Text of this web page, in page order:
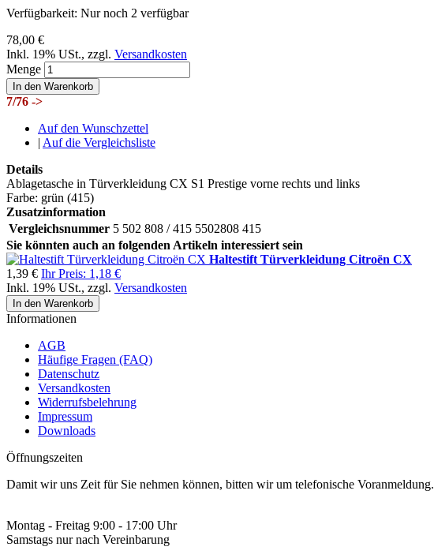
Verfügbarkeit: Nur noch 2 verfügbar
78,00 €
Inkl. 19% USt., zzgl. Versandkosten
Menge
In den Warenkorb
7/76 ->
Auf den Wunschzettel
| Auf die Vergleichsliste
Details
Ablagetasche in Türverkleidung CX S1 Prestige vorne rechts und links
Farbe: grün (415)
Zusatzinformation
Vergleichsnummer 5 502 808 / 415 5502808 415
Sie könnten auch an folgenden Artikeln interessiert sein
Haltestift Türverkleidung Citroën CX
1,39 € Ihr Preis: 1,18 €
Inkl. 19% USt., zzgl. Versandkosten
In den Warenkorb
Informationen
AGB
Häufige Fragen (FAQ)
Datenschutz
Versandkosten
Widerrufsbelehrung
Impressum
Downloads
Öffnungszeiten
Damit wir uns Zeit für Sie nehmen können, bitten wir um telefonische Voranmeldung.
Montag - Freitag 9:00 - 17:00 Uhr
Samstags nur nach Vereinbarung